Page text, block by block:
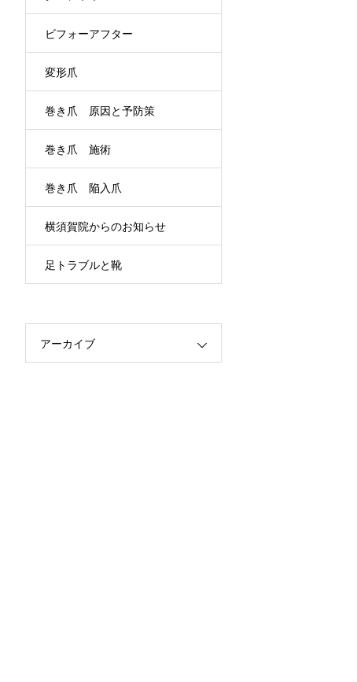
ビフォーアフター
変形爪
巻き爪 原因と予防策
巻き爪 施術
巻き爪 陥入爪
横須賀院からのお知らせ
足トラブルと靴
アーカイブ